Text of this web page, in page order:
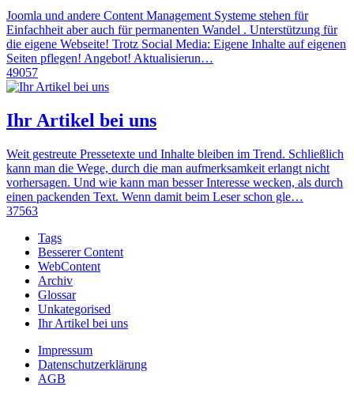
Joomla und andere Content Management Systeme stehen für
Einfachheit aber auch für permanenten Wandel . Unterstützung für
die eigene Webseite! Trotz Social Media: Eigene Inhalte auf eigenen
Seiten pflegen! Angebot! Aktualisierun…
49057
Ihr Artikel bei uns
Weit gestreute Pressetexte und Inhalte bleiben im Trend. Schließlich
kann man die Wege, durch die man aufmerksamkeit erlangt nicht
vorhersagen. Und wie kann man besser Interesse wecken, als durch
einen packenden Text. Wenn damit beim Leser schon gle…
37563
Tags
Besserer Content
WebContent
Archiv
Glossar
Unkategorised
Ihr Artikel bei uns
Impressum
Datenschutzerklärung
AGB